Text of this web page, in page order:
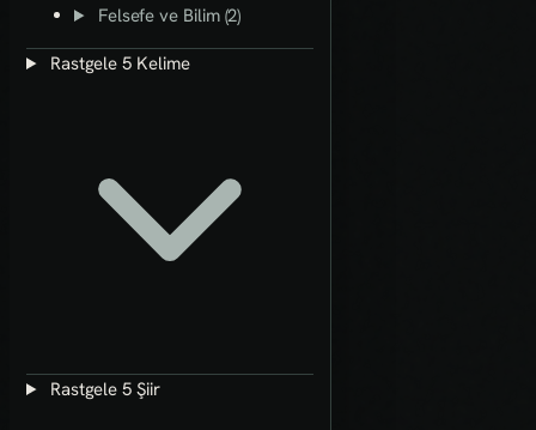
Felsefe ve Bilim (2)
Rastgele 5 Kelime
Rastgele 5 Şiir